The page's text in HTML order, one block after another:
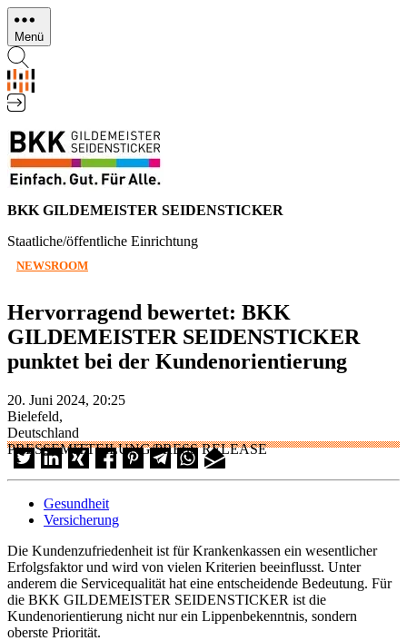
Direkt
zum
Inhalt
Menü
BKK GILDEMEISTER SEIDENSTICKER
Staatliche/öffentliche Einrichtung
NEWSROOM
Hervorragend bewertet: BKK
GILDEMEISTER SEIDENSTICKER
punktet bei der Kundenorientierung
20. Juni 2024, 20:25
Bielefeld,
Deutschland
PRESSEMITTEILUNG/PRESS RELEASE
Gesundheit
Versicherung
Die Kundenzufriedenheit ist für Krankenkassen ein wesentlicher
Erfolgsfaktor und wird von vielen Kriterien beeinflusst. Unter
anderem die Servicequalität hat eine entscheidende Bedeutung. Für
die BKK GILDEMEISTER SEIDENSTICKER ist die
Kundenorientierung nicht nur ein Lippenbekenntnis, sondern
oberste Priorität.